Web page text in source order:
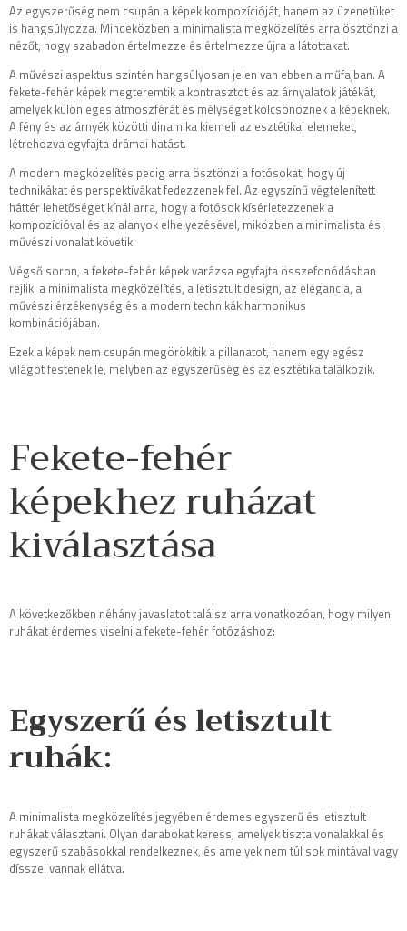
Az egyszerűség nem csupán a képek kompozícióját, hanem az üzenetüket
is hangsúlyozza. Mindeközben a minimalista megközelítés arra ösztönzi a
nézőt, hogy szabadon értelmezze és értelmezze újra a látottakat.
A művészi aspektus szintén hangsúlyosan jelen van ebben a műfajban. A
fekete-fehér képek megteremtik a kontrasztot és az árnyalatok játékát,
amelyek különleges atmoszférát és mélységet kölcsönöznek a képeknek.
A fény és az árnyék közötti dinamika kiemeli az esztétikai elemeket,
létrehozva egyfajta drámai hatást.
A modern megközelítés pedig arra ösztönzi a fotósokat, hogy új
technikákat és perspektívákat fedezzenek fel. Az egyszínű végtelenített
háttér lehetőséget kínál arra, hogy a fotósok kísérletezzenek a
kompozícióval és az alanyok elhelyezésével, miközben a minimalista és
művészi vonalat követik.
Végső soron, a fekete-fehér képek varázsa egyfajta összefonódásban
rejlik: a minimalista megközelítés, a letisztult design, az elegancia, a
művészi érzékenység és a modern technikák harmonikus
kombinációjában.
Ezek a képek nem csupán megörökítik a pillanatot, hanem egy egész
világot festenek le, melyben az egyszerűség és az esztétika találkozik.
Fekete-fehér
képekhez ruházat
kiválasztása
A következőkben néhány javaslatot találsz arra vonatkozóan, hogy milyen
ruhákat érdemes viselni a fekete-fehér fotózáshoz:
Egyszerű és letisztult
ruhák:
A minimalista megközelítés jegyében érdemes egyszerű és letisztult
ruhákat választani. Olyan darabokat keress, amelyek tiszta vonalakkal és
egyszerű szabásokkal rendelkeznek, és amelyek nem túl sok mintával vagy
dísszel vannak ellátva.